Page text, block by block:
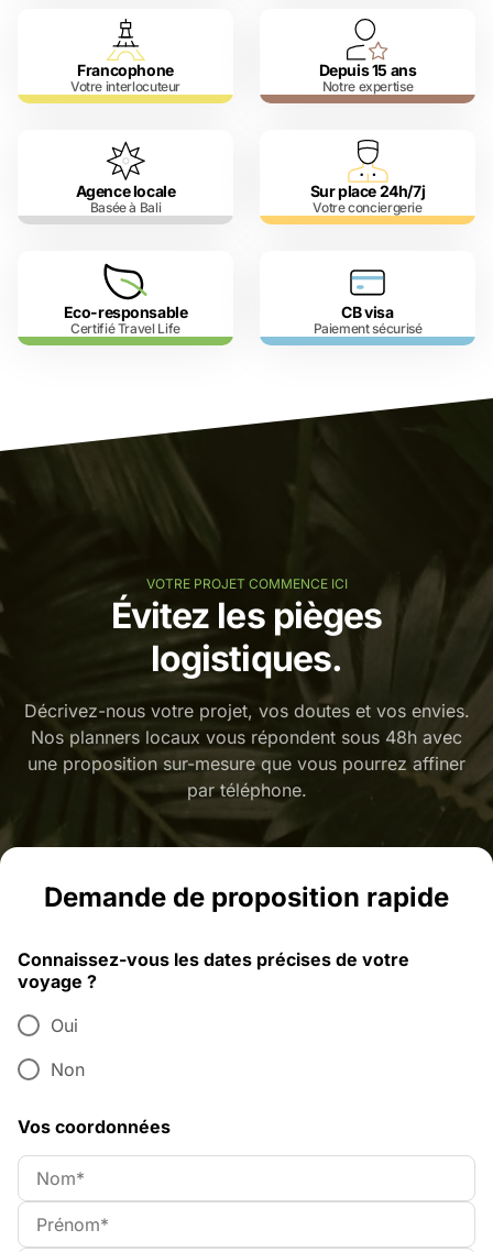
Francophone
Votre interlocuteur
Depuis 15 ans
Notre expertise
Agence locale
Basée à Bali
Sur place 24h/7j
Votre conciergerie
Eco-responsable
Certifié Travel Life
CB visa
Paiement sécurisé
VOTRE PROJET COMMENCE ICI
Évitez les pièges
logistiques.
Décrivez-nous votre projet, vos doutes et vos envies.
Nos planners locaux vous répondent sous 48h avec
une proposition sur-mesure que vous pourrez affiner
par téléphone.
Demande de proposition rapide
Connaissez-vous les dates précises de votre
voyage ?
Oui
Non
Vos coordonnées